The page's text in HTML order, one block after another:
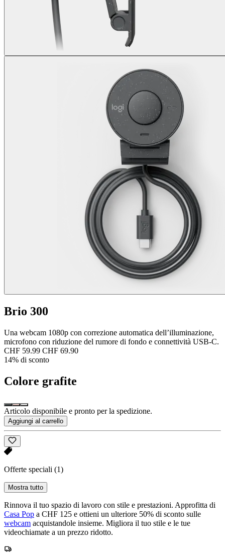
Brio 300
Una webcam 1080p con correzione automatica dell’illuminazione,
microfono con riduzione del rumore di fondo e connettività USB-C.
CHF 59.99 CHF 69.90
14% di sconto
Colore grafite
Articolo disponibile e pronto per la spedizione.
Aggiungi al carrello
Offerte speciali (1)
Mostra tutto
Rinnova il tuo spazio di lavoro con stile e prestazioni. Approfitta di
Casa Pop a CHF 125 e ottieni un ulteriore 50% di sconto sulle
webcam acquistandole insieme. Migliora il tuo stile e le tue
videochiamate a un prezzo ridotto.